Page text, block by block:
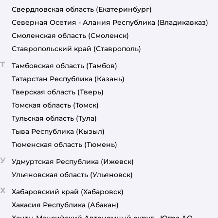
Свердловская область (Екатеринбург)
Северная Осетия - Алания Республика (Владикавказ)
Смоленская область (Смоленск)
Ставропольский край (Ставрополь)
Т Тамбовская область (Тамбов)
Татарстан Республика (Казань)
Тверская область (Тверь)
Томская область (Томск)
Тульская область (Тула)
Тыва Республика (Кызыл)
Тюменская область (Тюмень)
У Удмуртская Республика (Ижевск)
Ульяновская область (Ульяновск)
Х Хабаровский край (Хабаровск)
Хакасия Республика (Абакан)